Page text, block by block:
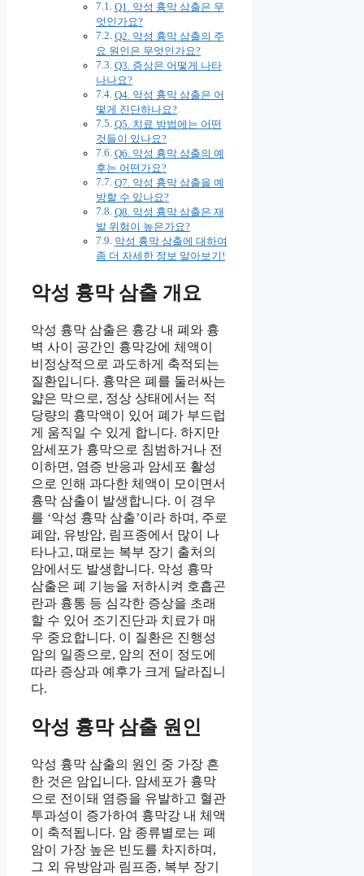
Q1. 악성 흉막 삼출은 무
엇인가요?
Q2. 악성 흉막 삼출의 주
요 원인은 무엇인가요?
Q3. 증상은 어떻게 나타
나나요?
Q4. 악성 흉막 삼출은 어
떻게 진단하나요?
Q5. 치료 방법에는 어떤
것들이 있나요?
Q6. 악성 흉막 삼출의 예
후는 어떤가요?
Q7. 악성 흉막 삼출을 예
방할 수 있나요?
Q8. 악성 흉막 삼출은 재
발 위험이 높은가요?
악성 흉막 삼출에 대하여
좀 더 자세한 정보 알아보기!
악성 흉막 삼출 개요
악성 흉막 삼출은 흉강 내 폐와 흉
벽 사이 공간인 흉막강에 체액이
비정상적으로 과도하게 축적되는
질환입니다. 흉막은 폐를 둘러싸는
얇은 막으로, 정상 상태에서는 적
당량의 흉막액이 있어 폐가 부드럽
게 움직일 수 있게 합니다. 하지만
암세포가 흉막으로 침범하거나 전
이하면, 염증 반응과 암세포 활성
으로 인해 과다한 체액이 모이면서
흉막 삼출이 발생합니다. 이 경우
를 ‘악성 흉막 삼출’이라 하며, 주로
폐암, 유방암, 림프종에서 많이 나
타나고, 때로는 복부 장기 출처의
암에서도 발생합니다. 악성 흉막
삼출은 폐 기능을 저하시켜 호흡곤
란과 흉통 등 심각한 증상을 초래
할 수 있어 조기진단과 치료가 매
우 중요합니다. 이 질환은 진행성
암의 일종으로, 암의 전이 정도에
따라 증상과 예후가 크게 달라집니
다.
악성 흉막 삼출 원인
악성 흉막 삼출의 원인 중 가장 흔
한 것은 암입니다. 암세포가 흉막
으로 전이돼 염증을 유발하고 혈관
투과성이 증가하여 흉막강 내 체액
이 축적됩니다. 암 종류별로는 폐
암이 가장 높은 빈도를 차지하며,
그 외 유방암과 림프종, 복부 장기